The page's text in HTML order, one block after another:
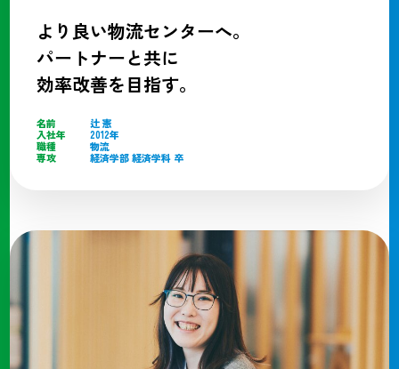
より良い物流センターへ。
パートナーと共に
効率改善を目指す。
名前 辻憲
入社年
2012年
職種
物流
専攻
経済学部 経済学科 卒